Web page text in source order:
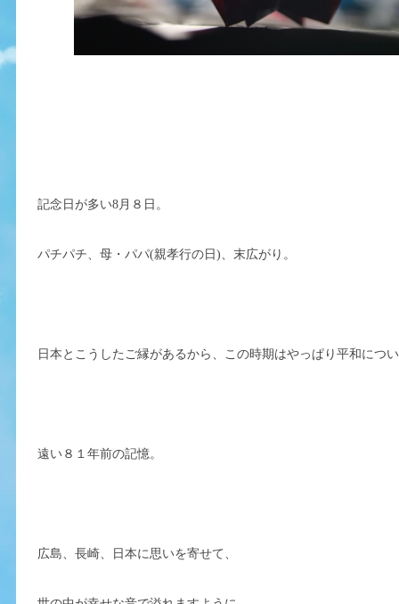
記念日が多い8月８日。
パチパチ、母・パパ(親孝行の日)、末広がり。
日本とこうしたご縁があるから、この時期はやっぱり平和につ
遠い８１年前の記憶。
広島、長崎、日本に思いを寄せて、